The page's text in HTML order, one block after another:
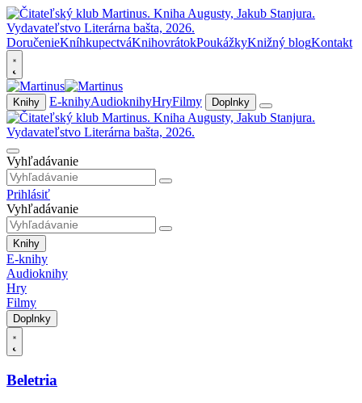
DoručenieKníhkupectváKnihovrátokPoukážkyKnižný blogKontakt
Knihy E-knihyAudioknihyHryFilmy Doplnky
Vyhľadávanie
Prihlásiť
Vyhľadávanie
Knihy
E-knihy
Audioknihy
Hry
Filmy
Doplnky
Beletria